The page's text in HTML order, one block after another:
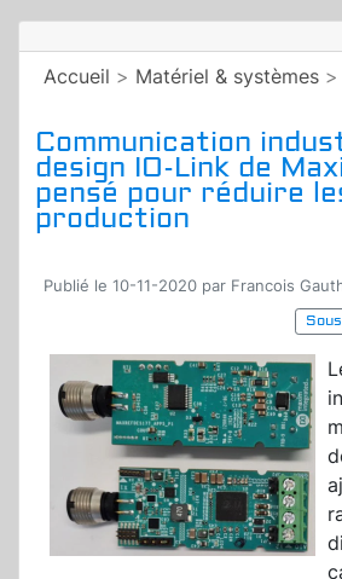
Accueil > Matériel & systèmes >
Communication
design IO-Link de
pensé pour réduire
production
Publié le 10-11-2020 par Francois